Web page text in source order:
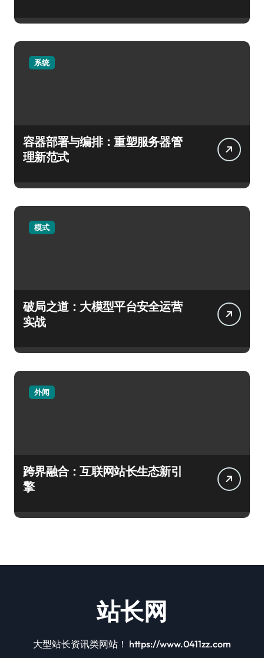
系统
容器部署与编排：重塑服务器管
理新范式
模式
破局之道：大模型平台安全运营
实战
外闻
跨界融合：互联网站长生态新引
擎
站长网
大型站长资讯类网站！ https://www.0411zz.com